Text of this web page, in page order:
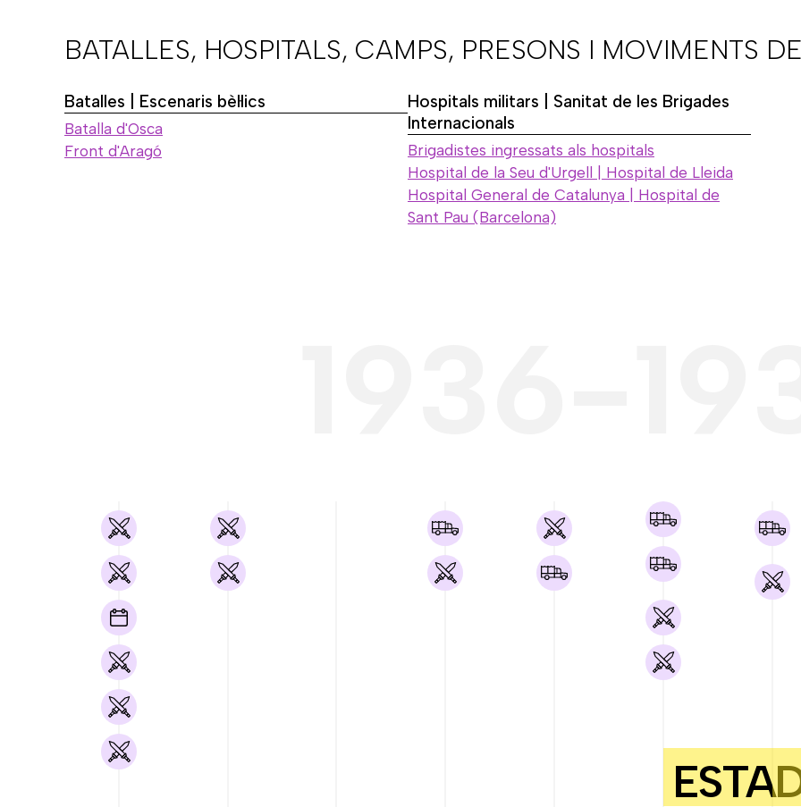
BATALLES, HOSPITALS, CAMPS, PRESONS I MOVIMENTS
Batalles | Escenaris bèl·lics
Batalla d'Osca
Front d'Aragó
Hospitals militars | Sanitat de les Brigades
Internacionals
Brigadistes ingressats als hospitals
Hospital de la Seu d'Urgell | Hospital de Lleida
Hospital General de Catalunya | Hospital de
Sant Pau (Barcelona)